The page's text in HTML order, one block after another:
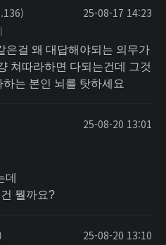
25-08-17 14:23
은걸 왜 대답해야되는 의무가
쳐따라하면 다되는건데 그것
하는 본인 뇌를 탓하세요
25-08-20 13:01
데
뭘까요?
25-08-20 13:10